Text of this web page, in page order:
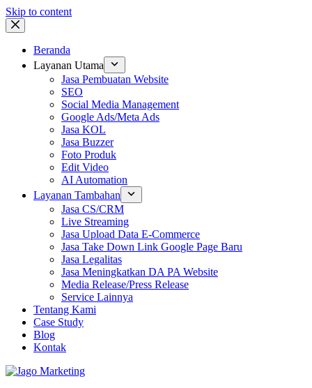
Skip to content
Beranda
Layanan Utama
Jasa Pembuatan Website
SEO
Social Media Management
Google Ads/Meta Ads
Jasa KOL
Jasa Buzzer
Foto Produk
Edit Video
AI Automation
Layanan Tambahan
Jasa CS/CRM
Live Streaming
Jasa Upload Data E-Commerce
Jasa Take Down Link Google Page Baru
Jasa Legalitas
Jasa Meningkatkan DA PA Website
Media Release/Press Release
Service Lainnya
Tentang Kami
Case Study
Blog
Kontak